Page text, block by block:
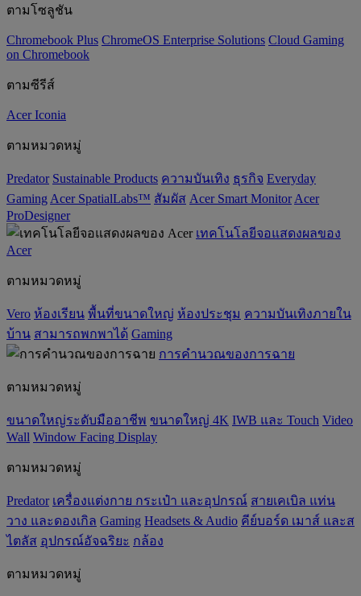
ตามโซลูชัน
Chromebook Plus ChromeOS Enterprise Solutions Cloud Gaming
on Chromebook
ตามซีรีส์
Acer Iconia
ตามหมวดหมู่
Predator ‌Sustainable Products ความบันเทิง ธุรกิจ Everyday
Gaming Acer SpatialLabs™ สัมผัส Acer Smart Monitor Acer
ProDesigner
เทคโนโลยีจอแสดงผลของ
Acer
ตามหมวดหมู่
Vero ห้องเรียน พื้นที่ขนาดใหญ่ ห้องประชุม ความบันเทิงภายใน
บ้าน สามารถพกพาได้ Gaming
การคำนวณของการฉาย
ตามหมวดหมู่
ขนาดใหญ่ระดับมืออาชีพ ขนาดใหญ่ 4K IWB และ Touch Video
Wall Window Facing Display
ตามหมวดหมู่
Predator เครื่องแต่งกาย กระเป๋า และอุปกรณ์ สายเคเบิล แท่น
วาง และดองเกิล Gaming ‌Headsets & Audio คีย์บอร์ด เมาส์ และส
ไตลัส อุปกรณ์อัจฉริยะ กล้อง
ตามหมวดหมู่